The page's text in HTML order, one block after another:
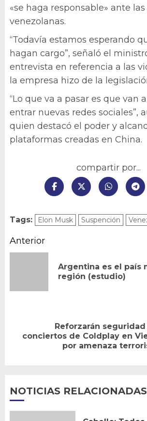
«se haga responsable» ante las
venezolanas.
“Todavía estamos esperando
hagan cargo”, señaló el
entrevista en referencia a las
la empresa hizo de la
“Lo que va a pasar es que van
entrar nuevas redes sociales”,
quien destacó el poder y
plataformas creadas en China.
compartir por...
Tags: Elon Musk Suspención
Navegación
entradas
Anterior
Argentina es el país
región (estudio)
Siguiente
Reforzarán seguridad
conciertos de Coldplay en
por amenaza
NOTICIAS RELACIONADAS